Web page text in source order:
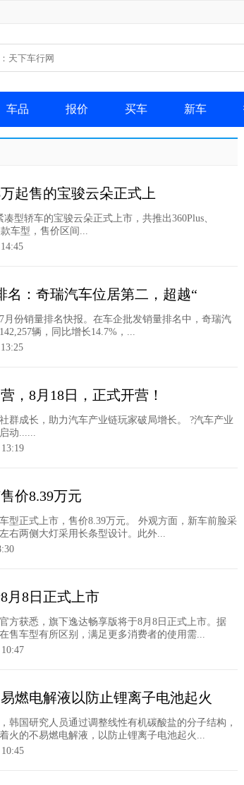
车品 报价 买车 新车
起售的宝骏云朵正式上
型轿车的宝骏云朵正式上市，共推出360Plus、
款车型，售价区间...
名：奇瑞汽车位居第二，超越“
月份销量排名快报。在车企批发销量排名中，奇瑞汽
辆，同比增长14.7%，...
，8月18日，正式开营！
群成长，助力汽车产业链玩家破局增长。 ?汽车产业
动......
价8.39万元
型正式上市，售价8.39万元。 外观方面，新车前脸采
右两侧大灯采用长条型设计。此外...
月8日正式上市
方获悉，旗下逸达畅享版将于8月8日正式上市。据
售车型有所区别，满足更多消费者的使用需...
燃电解液以防止锂离子电池起火
韩国研究人员通过调整线性有机碳酸盐的分子结构，
火的不易燃电解液，以防止锂离子电池起火...